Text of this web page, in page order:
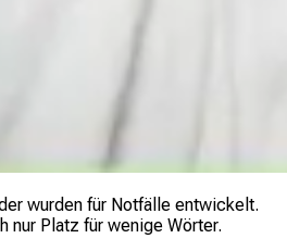
wurden für Notfälle entwickelt.
nur Platz für wenige Wörter.